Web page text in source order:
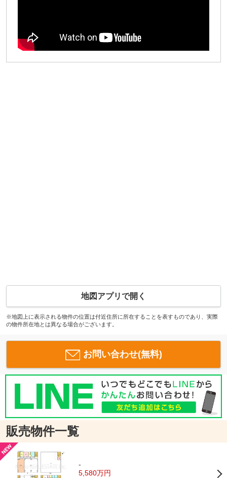
地図アプリで開く
※地図上に表示される物件の位置は付近住所に所在することを表すものであり、実際
の物件所在地とは異なる場合がございます。
お問い合わせ(無料)
販売物件一覧
-
5,580万円